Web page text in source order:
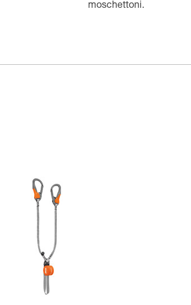
moschettoni.